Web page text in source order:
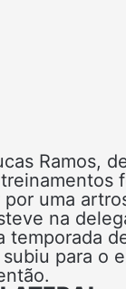
Ramos,
por uma
na
temporada
para o